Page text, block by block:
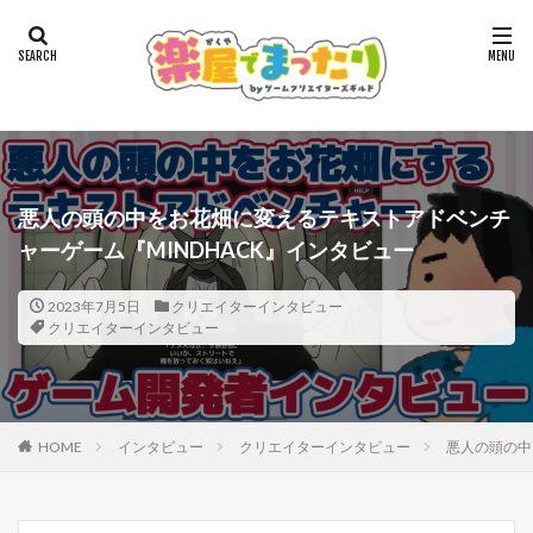
悪人の頭の中をお花畑に変えるテキストアドベンチ
ャーゲーム『MINDHACK』インタビュー
2023年7月5日
クリエイターインタビュー
クリエイターインタビュー
HOME インタビュー クリエイターインタビュー 悪人の頭の